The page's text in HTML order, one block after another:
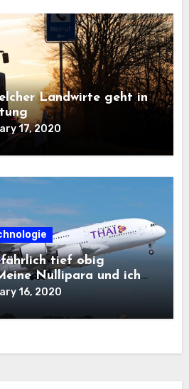
Landwirte geht in
17, 2020
tief obig
Nullipara und ich
stürzt ab“
16, 2020